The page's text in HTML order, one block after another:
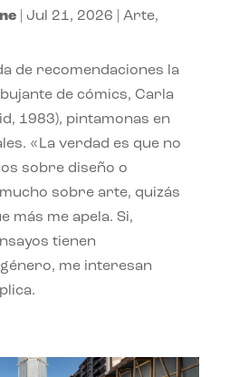
| Jul 21, 2026 Arte,
de recomendaciones la
de cómics, Carla
1983), pintamonas en
«La verdad es que no
sobre diseño o
sobre arte, quizás
más me apela. Si,
tienen
me interesan